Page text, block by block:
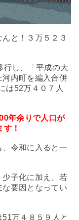
と！３万５２３
行し、「平成の大
内町を編入合併
は52万４０７人
年余りで人口が
！
令和に入ると一
子化に加え、若
要因となってい
万４８５９人と